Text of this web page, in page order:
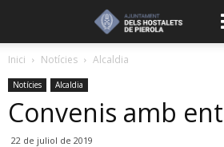
Inici Notícies Alcaldia
Notícies Alcaldia
Convenis amb
22 de juliol de 2019